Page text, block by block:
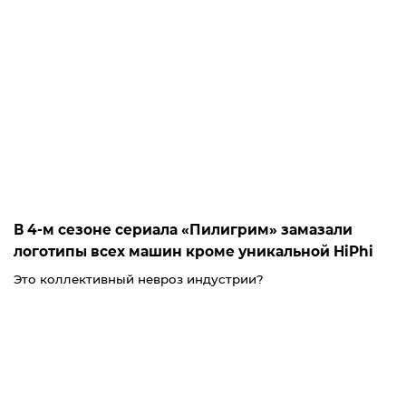
В 4-м сезоне сериала «Пилигрим» замазали
логотипы всех машин кроме уникальной HiPhi
Это коллективный невроз индустрии?